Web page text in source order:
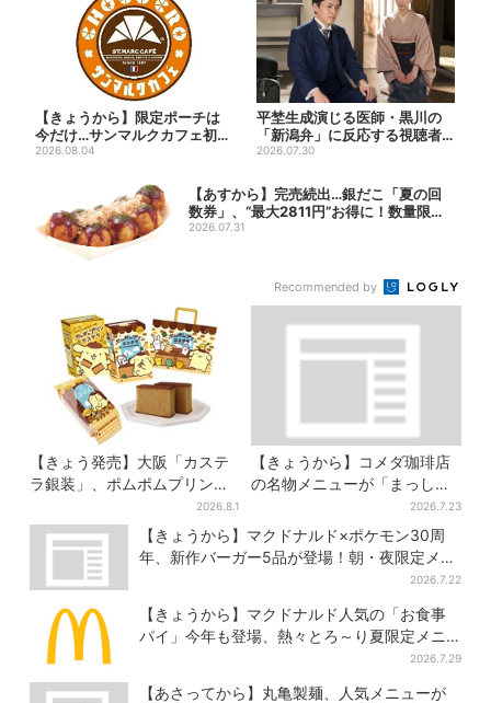
【きょうから】限定ポーチは
今だけ…サンマルクカフェ初の
「夏福袋」、実質無料でレア...
2026.08.04
平埜生成演じる医師・黒川の
「新潟弁」に反応する視聴者
続出「グッときた」
2026.07.30
【あすから】完売続出…銀だこ「夏の回
数券」、“最大2811円”お得に！数量限定
で
2026.07.31
Recommended by
【きょう発売】大阪「カステ
ラ銀装」、ポムポムプリンと
初コラボ 紙袋まで限定デザ
インに
2026.8.1
【きょうから】コメダ珈琲店
の名物メニューが「まっし
ろ」に…期間限定の2品が登場
2026.7.23
【きょうから】マクドナルド×ポケモン30周
年、新作バーガー5品が登場！朝・夜限定メニ
2026.7.22
【きょうから】マクドナルド人気の「お食事
パイ」今年も登場、熱々とろ～り夏限定メニ
2026.7.29
【あさってから】丸亀製麺、人気メニューが